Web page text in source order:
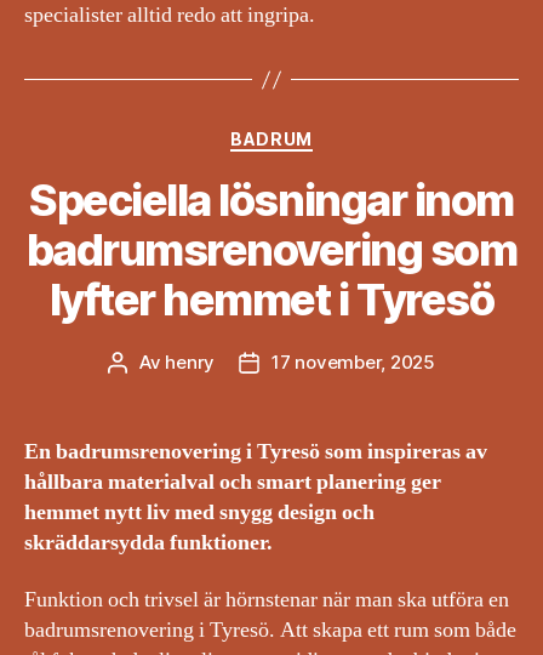
specialister alltid redo att ingripa.
Kategorier
BADRUM
Speciella lösningar inom
badrumsrenovering som
lyfter hemmet i Tyresö
Inläggsförfattare
Av henry Inläggsdatum
17 november, 2025
En badrumsrenovering i Tyresö som inspireras av
hållbara materialval och smart planering ger
hemmet nytt liv med snygg design och
skräddarsydda funktioner.
Funktion och trivsel är hörnstenar när man ska utföra en
badrumsrenovering i Tyresö. Att skapa ett rum som både